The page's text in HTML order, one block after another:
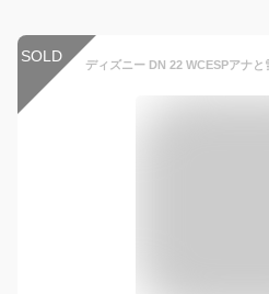
SOLD